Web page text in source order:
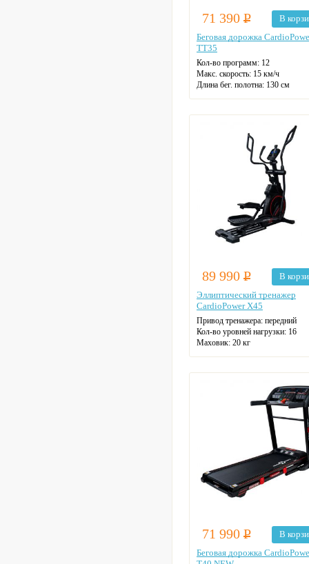
71 390 Р
В
Беговая дорожка
TT35
Кол-во программ: 12
Макс. скорость: 15 км/ч
Длина бег. полотна: 130 см
Датчики пульса
89 990 Р
В
Эллиптический тренажер
CardioPower X45
Привод тренажера: передний
Кол-во уровней нагрузки: 16
Маховик: 20 кг
Датчики пульса
71 990 Р
В
Беговая дорожка